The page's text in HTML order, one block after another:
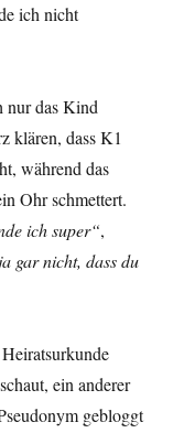
ich nicht
nur das Kind
klären, dass K1
während das
Ohr schmettert.
ich super“,
gar nicht, dass du
ein anderer
gebloggt